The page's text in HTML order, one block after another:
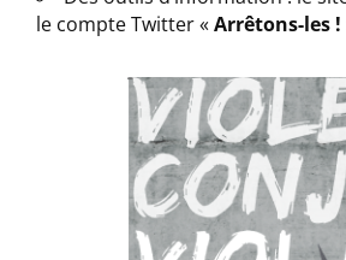
le compte Twitter «Arrêtons-les !